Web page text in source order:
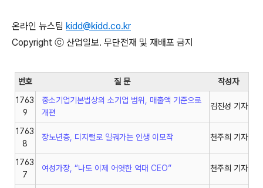
온라인 뉴스팀 kidd@kidd.co.kr
Copyright ⓒ 산업일보. 무단전재 및 재배포 금지
번호 질 문
작성자
1763
9
중소기업기본법상의 소기업 범위, 매출액 기준으로
개편
김진성 기자
1763
8
장노년층, 디지털로 일궈가는 인생 이모작 천주희 기자
1763
7
여성가장, “나도 이제 어엿한 억대 CEO” 천주희 기자